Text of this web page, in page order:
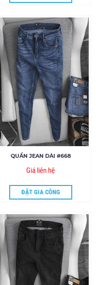
QUẦN JEAN DÀI #668
Giá liên hệ
ĐẶT GIA CÔNG